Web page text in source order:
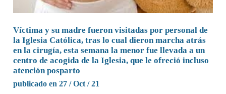
Víctima y su madre fueron visitadas por personal de
la Iglesia Católica, tras lo cual dieron marcha atrás
en la cirugía, esta semana la menor fue llevada a un
centro de acogida de la Iglesia, que le ofreció incluso
atención posparto
publicado en 27 / Oct / 21